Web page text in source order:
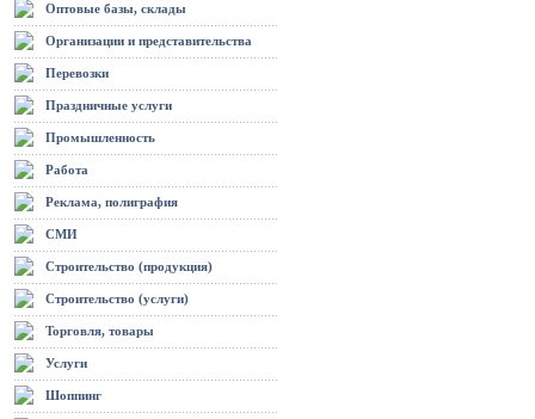
Оптовые базы, склады
Организации и представительства
Перевозки
Праздничные услуги
Промышленность
Работа
Реклама, полиграфия
СМИ
Строительство (продукция)
Строительство (услуги)
Торговля, товары
Услуги
Шоппинг